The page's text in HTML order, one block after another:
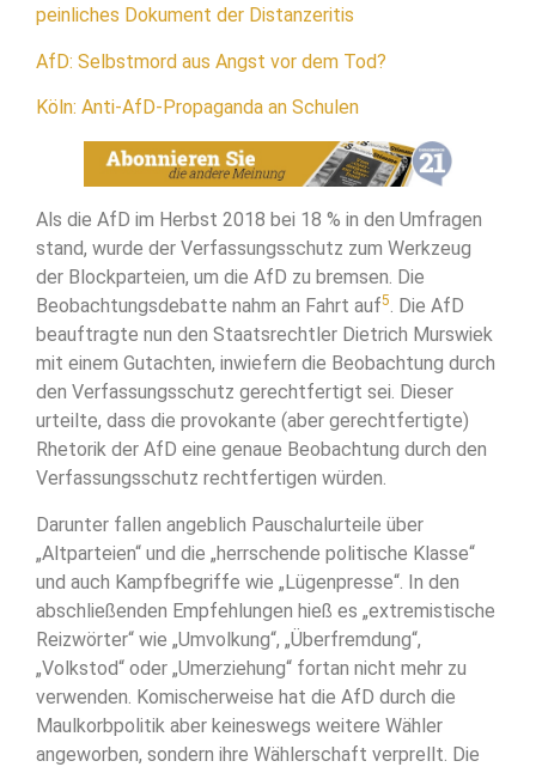
peinliches Dokument der Distanzeritis
AfD: Selbstmord aus Angst vor dem Tod?
Köln: Anti-AfD-Propaganda an Schulen
Als die AfD im Herbst 2018 bei 18 % in den Umfragen
stand, wurde der Verfassungsschutz zum Werkzeug
der Blockparteien, um die AfD zu bremsen. Die
Beobachtungsdebatte nahm an Fahrt auf5. Die AfD
beauftragte nun den Staatsrechtler Dietrich Murswiek
mit einem Gutachten, inwiefern die Beobachtung durch
den Verfassungsschutz gerechtfertigt sei. Dieser
urteilte, dass die provokante (aber gerechtfertigte)
Rhetorik der AfD eine genaue Beobachtung durch den
Verfassungsschutz rechtfertigen würden.
Darunter fallen angeblich Pauschalurteile über
„Altparteien“ und die „herrschende politische Klasse“
und auch Kampfbegriffe wie „Lügenpresse“. In den
abschließenden Empfehlungen hieß es „extremistische
Reizwörter“ wie „Umvolkung“, „Überfremdung“,
„Volkstod“ oder „Umerziehung“ fortan nicht mehr zu
verwenden. Komischerweise hat die AfD durch die
Maulkorbpolitik aber keineswegs weitere Wähler
angeworben, sondern ihre Wählerschaft verprellt. Die